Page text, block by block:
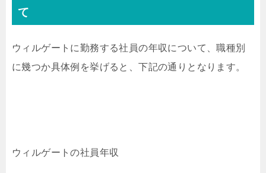
て
ウィルゲートに勤務する社員の年収について、職種別
に幾つか具体例を挙げると、下記の通りとなります。
ウィルゲートの社員年収